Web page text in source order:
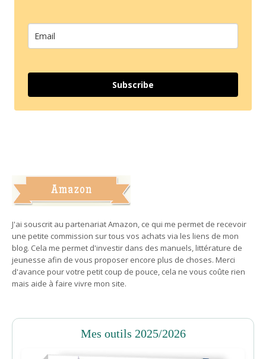
Subscribe
J'ai souscrit au partenariat Amazon, ce qui me permet de recevoir
une petite commission sur tous vos achats via les liens de mon
blog. Cela me permet d'investir dans des manuels, littérature de
jeunesse afin de vous proposer encore plus de choses. Merci
d'avance pour votre petit coup de pouce, cela ne vous coûte rien
mais aide à faire vivre mon site.
Mes outils 2025/2026